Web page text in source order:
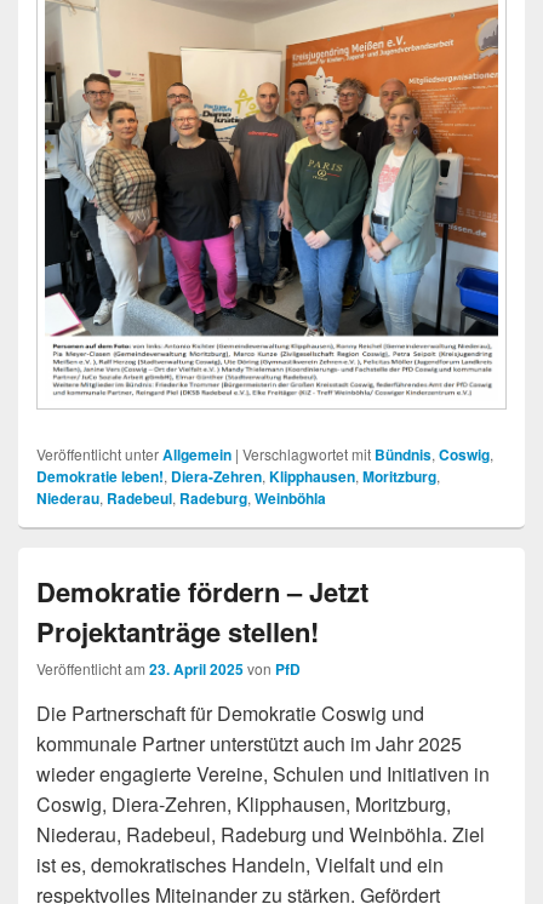
Veröffentlicht unterAllgemein | Verschlagwortet mit Bündnis, Coswig,
Demokratie leben!, Diera-Zehren, Klipphausen, Moritzburg,
Niederau, Radebeul, Radeburg, Weinböhla
Demokratie fördern – Jetzt
Projektanträge stellen!
Veröffentlicht am 23. April 2025von PfD
Die Partnerschaft für Demokratie Coswig und
kommunale Partner unterstützt auch im Jahr 2025
wieder engagierte Vereine, Schulen und Initiativen in
Coswig, Diera-Zehren, Klipphausen, Moritzburg,
Niederau, Radebeul, Radeburg und Weinböhla. Ziel
ist es, demokratisches Handeln, Vielfalt und ein
respektvolles Miteinander zu stärken. Gefördert